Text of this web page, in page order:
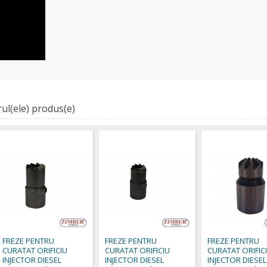
produs(e)
FREZE PENTRU
CURATAT ORIFICIU
INJECTOR DIESEL
FREZE PENTRU
CURATAT ORIFICIU
INJECTOR DIESEL
FREZE PENTRU
CURATAT
INJECTOR DIESEL